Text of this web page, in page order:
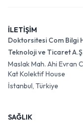
İLETİŞİM
Doktorsitesi Com Bilgi
Teknoloji ve Ticaret
Maslak Mah. Ahi Evran
Kat Kolektif House
İstanbul, Türkiye
SAĞLIK